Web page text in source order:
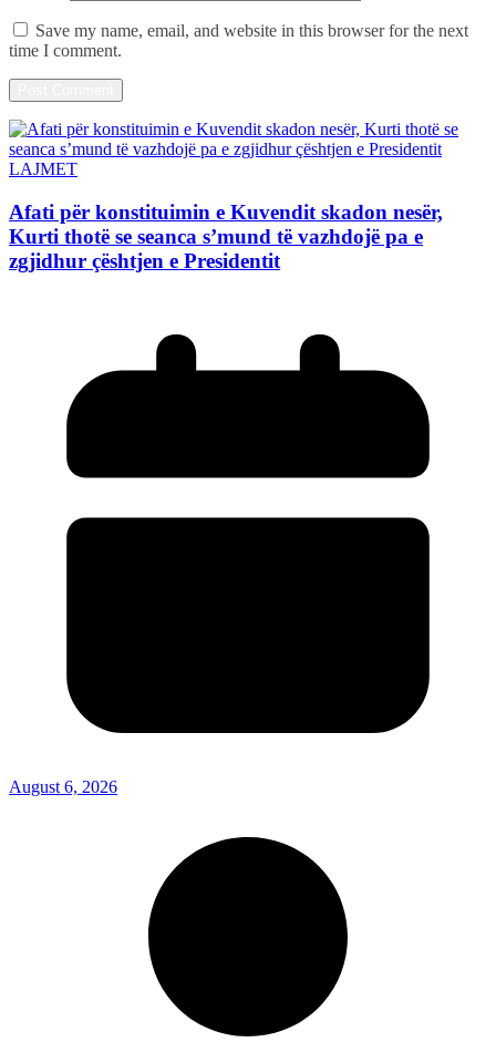
Save my name, email, and website in this browser for the next
time I comment.
LAJMET
Afati për konstituimin e Kuvendit skadon nesër,
Kurti thotë se seanca s’mund të vazhdojë pa e
zgjidhur çështjen e Presidentit
August 6, 2026